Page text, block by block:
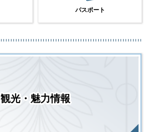
パスポート
観光・魅力情報